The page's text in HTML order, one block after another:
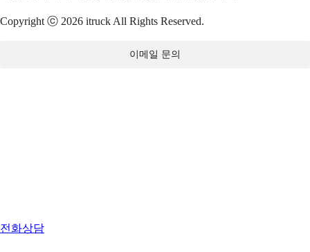
Copyright ⓒ 2026 itruck All Rights Reserved.
이메일 문의
전화상담